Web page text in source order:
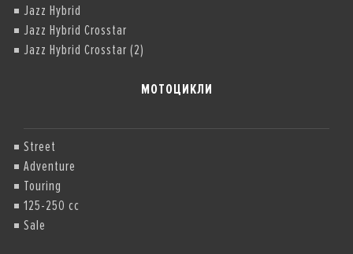
Jazz Hybrid
Jazz Hybrid Crosstar
Jazz Hybrid Crosstar (2)
МОТОЦИКЛИ
Street
Adventure
Touring
125-250 cc
Sale